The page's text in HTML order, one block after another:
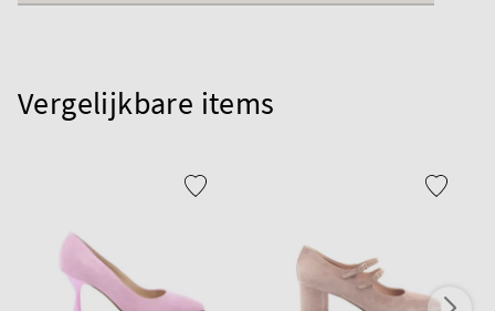
Vergelijkbare items